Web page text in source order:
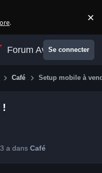
. ×
Forum AvexSe connecter
Café Setup mobile à
a dansCafé